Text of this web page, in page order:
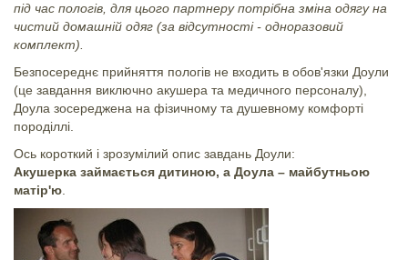
під час пологів, для цього партнеру потрібна зміна одягу на
чистий домашній одяг (за відсутності - одноразовий
комплект).
Безпосереднє прийняття пологів не входить в обов'язки Доули
(це завдання виключно акушера та медичного персоналу),
Доула зосереджена на фізичному та душевному комфорті
породіллі.
Ось короткий і зрозумілий опис завдань Доули:
Акушерка займається дитиною, а Доула – майбутньою
матір'ю.